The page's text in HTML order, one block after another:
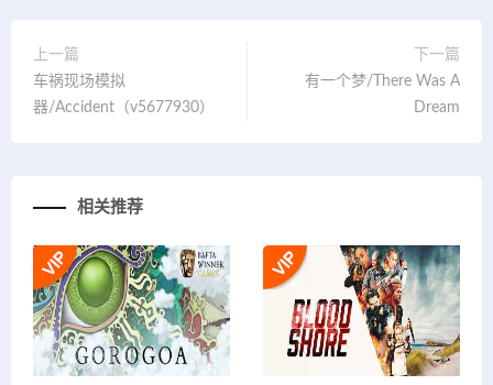
上一篇
车祸现场模拟
器/Accident（v5677930）
下一篇
有一个梦/There Was A
Dream
相关推荐